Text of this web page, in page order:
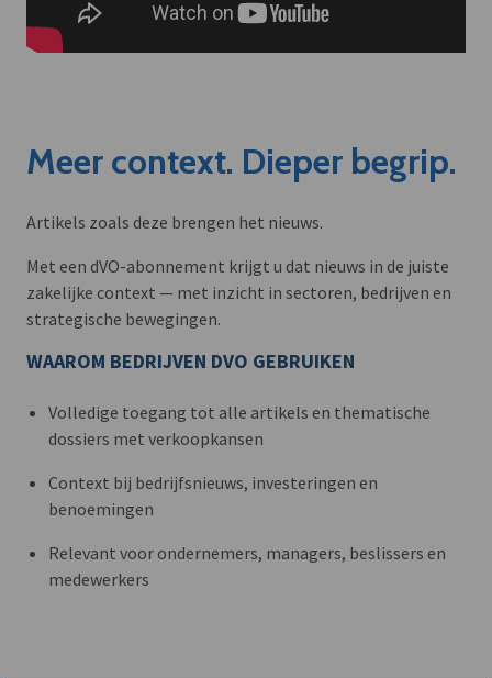
Meer context. Dieper begrip.
Artikels zoals deze brengen het nieuws.
Met een dVO-abonnement krijgt u dat nieuws in de juiste
zakelijke context — met inzicht in sectoren, bedrijven en
strategische bewegingen.
WAAROM BEDRIJVEN DVO GEBRUIKEN
Volledige toegang tot alle artikels en thematische
dossiers met verkoopkansen
Context bij bedrijfsnieuws, investeringen en
benoemingen
Relevant voor ondernemers, managers, beslissers en
medewerkers